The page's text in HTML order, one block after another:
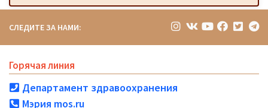
СЛЕДИТЕ ЗА НАМИ:
Горячая линия
Департамент здравоохранения
Мэрия mos.ru